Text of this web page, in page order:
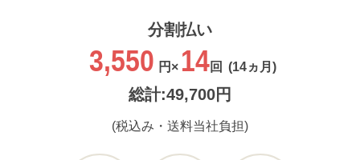
分割払い
3,550 円× 14回 (14ヵ月)
総計:49,700円
(税込み・送料当社負担)